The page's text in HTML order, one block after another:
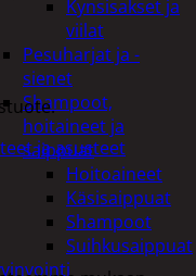
Kynsisakset ja
viilat
Pesuharjat ja -
sienet
Shampoot,
hoitaineet ja
saippuat
Hoitoaineet
Käsisaippuat
Shampoot
Suihkusaippuat
ja asusteet